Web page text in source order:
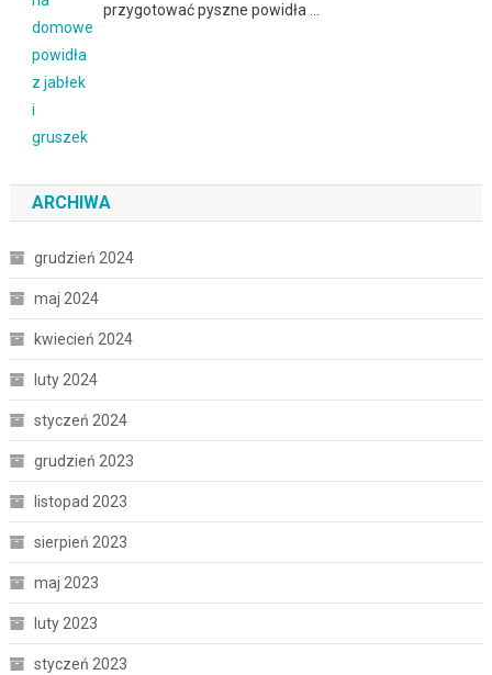
przygotować pyszne powidła …
ARCHIWA
grudzień 2024
maj 2024
kwiecień 2024
luty 2024
styczeń 2024
grudzień 2023
listopad 2023
sierpień 2023
maj 2023
luty 2023
styczeń 2023